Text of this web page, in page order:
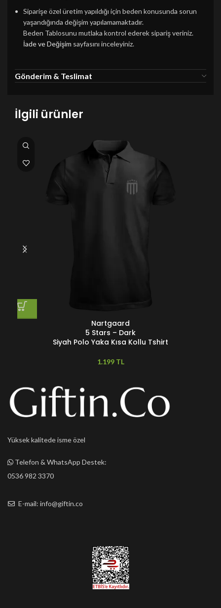
Siparişe özel üretim yapıldığı için beden konusunda sorun
yaşandığında değişim yapılamamaktadır.
Beden Tablosunu mutlaka kontrol ederek sipariş veriniz.
İade ve Değişim sayfasını inceleyiniz.
Gönderim & Teslimat
İlgili ürünler
Nartgaard
5 Stars – Dark
Siyah Polo Yaka Kısa Kollu Tshirt
TL
Yüksek kalitede isme özel
Telefon & WhatsApp Destek:
0536 982 3370
E-mail: info@giftin.co